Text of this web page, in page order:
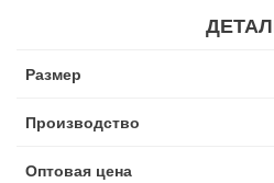
Размер
Производство
Оптовая цена